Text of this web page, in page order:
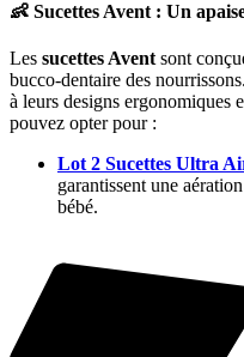
👶 Sucettes Avent : Un
Les sucettes Avent sont
bucco-dentaire des
à leurs designs ergonomiques
pouvez opter pour :
Lot 2 Sucettes Ultra
garantissent une
bébé.